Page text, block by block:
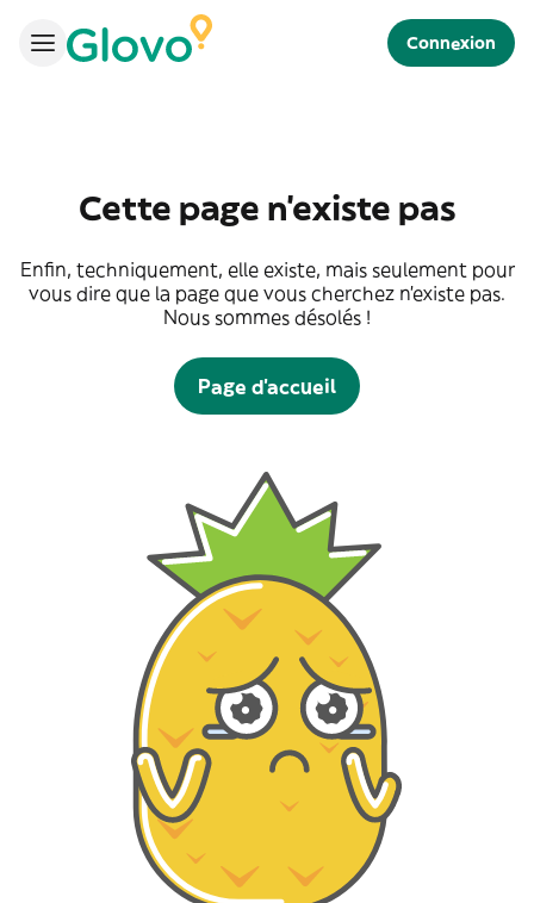
Connexion
Cette page n'existe pas
Enfin, techniquement, elle existe, mais seulement pour
vous dire que la page que vous cherchez n'existe pas.
Nous sommes désolés !
Page d'accueil